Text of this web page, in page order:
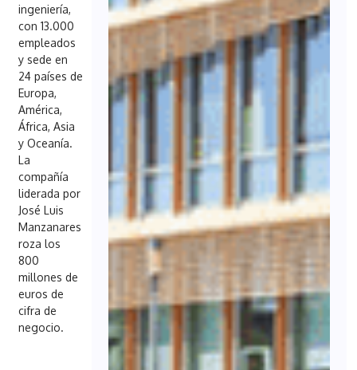
ingeniería,
con 13.000
empleados
y sede en
24 países de
Europa,
América,
África, Asia
y Oceanía.
La
compañía
liderada por
José Luis
Manzanares
roza los
800
millones de
euros de
cifra de
negocio.